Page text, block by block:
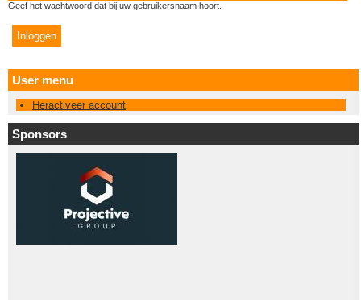
Geef het wachtwoord dat bij uw gebruikersnaam hoort.
User menu
Heractiveer account
Sponsors